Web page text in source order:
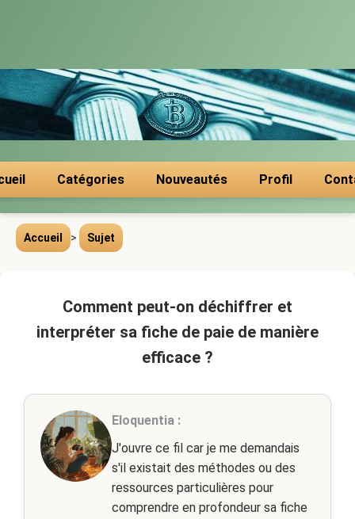
Catégories Nouveautés Profil
Accueil > Sujet
Comment peut-on déchiffrer et
interpréter sa fiche de paie de manière
efficace ?
Eloquentia :
J'ouvre ce fil car je me demandais
s'il existait des méthodes ou des
ressources particulières pour
comprendre en profondeur sa fiche